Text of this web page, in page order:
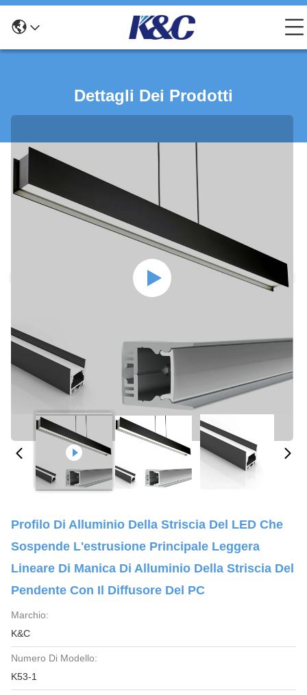
Dettagli Dei Prodotti
Profilo Di Alluminio Della Striscia Del LED Che
Sospende L'estrusione Principale Leggera
Lineare Di Manica Di Alluminio Della Striscia Del
Pendente Con Il Diffusore Del PC
Marchio:
K&C
Numero Di Modello:
K53-1